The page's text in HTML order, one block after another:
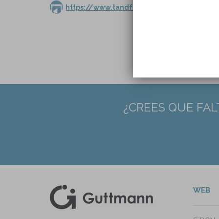
https://www.tandfonline.com/doi/full/
¿CREES QUE
WEB